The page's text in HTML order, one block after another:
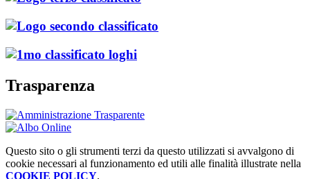
Trasparenza
Questo sito o gli strumenti terzi da questo utilizzati si avvalgono di
cookie necessari al funzionamento ed utili alle finalità illustrate nella
COOKIE POLICY.